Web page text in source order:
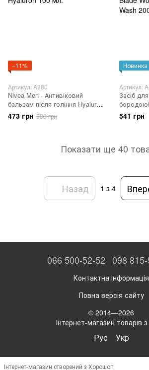
−11%
Артикул: A880
Nivea Men - Антивіковий
бальзам після гоління Hyaluron
100 мл.
473 грн 530 грн
Новинка
Артикул:
Засіб для догляду за
Wood
200 мл
541 грн
Показати ще 40
Назад 1 з 4
066 500-52-52 098
Контактна інформація
Повна версія сайту
© 2014—2026
Інтернет-магазин товарів з
Рус Укр
Інтернет-магазин створений з Хорошоп